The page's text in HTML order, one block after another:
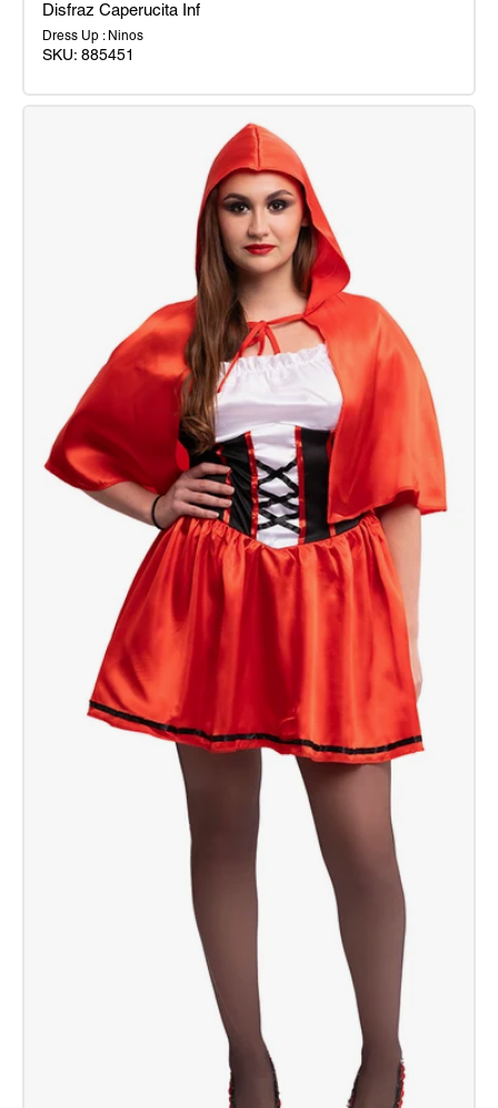
Disfraz
Disfraz Caperucita Inf
Dress Up : Ninos
SKU: 885451